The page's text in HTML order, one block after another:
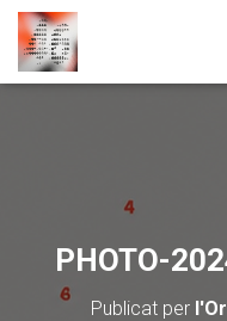
PHOTO-
Publicat per